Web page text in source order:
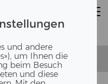
und andere
um Ihnen die
beim Besuch
und diese